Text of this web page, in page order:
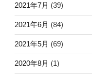
2021年7月 (39)
2021年6月 (84)
2021年5月 (69)
2020年8月 (1)